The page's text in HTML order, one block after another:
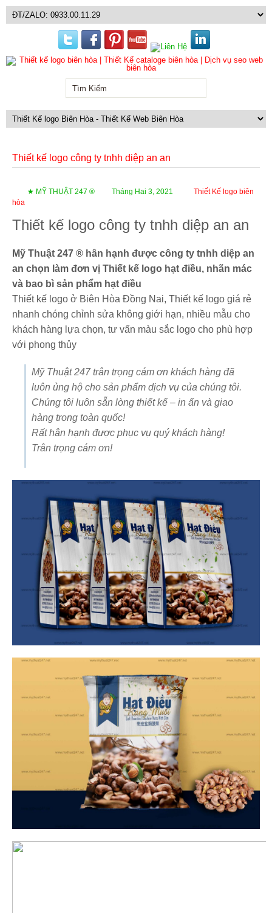
Thiết kế logo công ty tnhh diệp an an
★ MỸ THUẬT 247 ® Tháng Hai 3, 2021
Thiết Kế logo biên
hòa
Thiết kế logo công ty tnhh diệp an an
Mỹ Thuật 247 ® hân hạnh được công ty tnhh diệp an
an chọn làm đơn vị Thiết kế logo hạt điều, nhãn mác
và bao bì sản phẩm hạt điều
Thiết kế logo ở Biên Hòa Đồng Nai, Thiết kế logo giá rẻ
nhanh chóng chỉnh sửa không giới hạn, nhiều mẫu cho
khách hàng lựa chọn, tư vấn màu sắc logo cho phù hợp
với phong thủy
Mỹ Thuật 247 trân trọng cám ơn khách hàng đã
luôn ủng hộ cho sản phẩm dịch vụ của chúng tôi.
Chúng tôi luôn sẵn lòng thiết kế – in ấn và giao
hàng trong toàn quốc!
Rất hân hạnh được phục vụ quý khách hàng!
Trân trọng cám ơn!